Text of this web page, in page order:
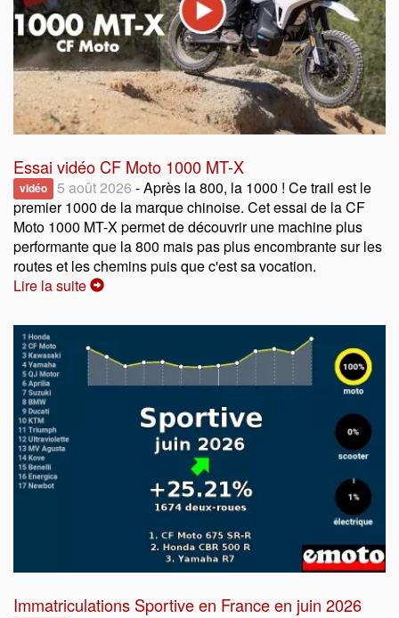
Essai vidéo CF Moto 1000 MT-X
vidéo 5 août 2026 - Après la 800, la 1000 ! Ce trail est le
premier 1000 de la marque chinoise. Cet essai de la CF
Moto 1000 MT-X permet de découvrir une machine plus
performante que la 800 mais pas plus encombrante sur les
routes et les chemins puis que c'est sa vocation.
Lire la suite
Immatriculations Sportive en France en juin 2026